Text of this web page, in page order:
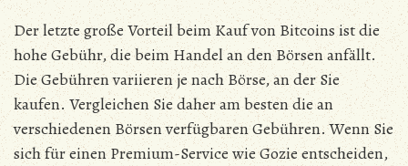
Der letzte große Vorteil beim Kauf von Bitcoins ist die
hohe Gebühr, die beim Handel an den Börsen anfällt.
Die Gebühren variieren je nach Börse, an der Sie
kaufen. Vergleichen Sie daher am besten die an
verschiedenen Börsen verfügbaren Gebühren. Wenn Sie
sich für einen Premium-Service wie Gozie entscheiden,